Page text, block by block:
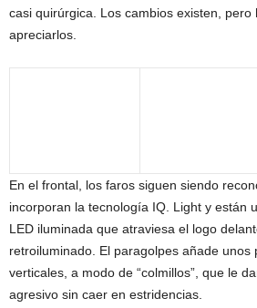
casi quirúrgica. Los cambios existen, pero
apreciarlos.
En el frontal, los faros siguen siendo
incorporan la tecnología IQ. Light y están
LED iluminada que atraviesa el logo
retroiluminado. El paragolpes añade unos
verticales, a modo de “colmillos”, que le
agresivo sin caer en estridencias.